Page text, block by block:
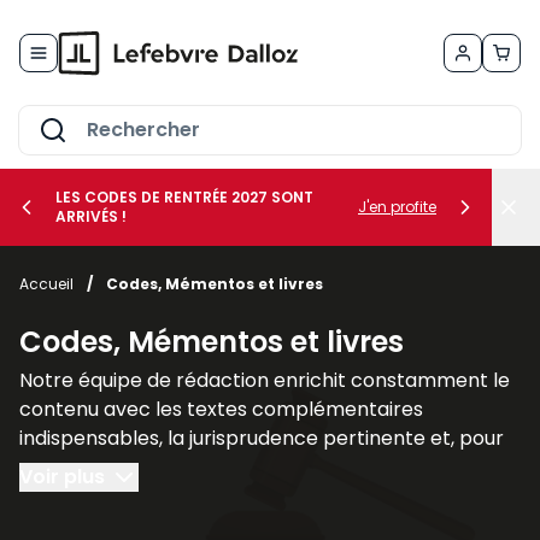
le sous-menu Vos métiers
le sous-menu Vos besoins
LES CODES DE RENTRÉE 2027 SONT
ARRIVÉS !
J'en profite
Accueil / Codes, Mémentos et livres
Codes, Mémentos et livres
Notre équipe de rédaction enrichit constamment le
contenu avec les textes complémentaires
indispensables, la jurisprudence pertinente et, pour
un nombre croissant de titres, des commentaires
explicatifs.